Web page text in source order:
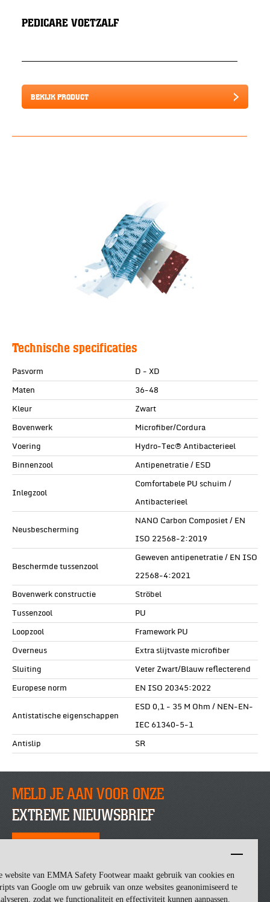
website van EMMA Safety Footwear maakt gebruik van cookies en
van Google om uw gebruik van onze websites geanonimiseerd te
zodat we functionaliteit en effectiviteit kunnen aanpassen.
PEDICARE VOETZALF
BEKIJK PRODUCT
Technische specificaties
Pasvorm
D - XD
Maten
36-48
Kleur
Zwart
Bovenwerk
Microfiber/Cordura
Voering
Hydro-Tec® Antibacterieel
Binnenzool
Antipenetratie / ESD
Inlegzool
Comfortabele PU schuim /
Antibacterieel
Neusbescherming
NANO Carbon Composiet / EN
ISO 22568-2:2019
Beschermde tussenzool
Geweven antipenetratie / EN ISO
22568-4:2021
Bovenwerk constructie
Ströbel
Tussenzool
PU
Loopzool
Framework PU
Overneus
Extra slijtvaste microfiber
Sluiting
Veter Zwart/Blauw reflecterend
Europese norm
EN ISO 20345:2022
Antistatische eigenschappen
ESD 0,1 - 35 M Ohm / NEN-EN-
IEC 61340-5-1
Antislip
SR
MELD JE AAN VOOR ONZE
EXTREME NIEUWSBRIEF